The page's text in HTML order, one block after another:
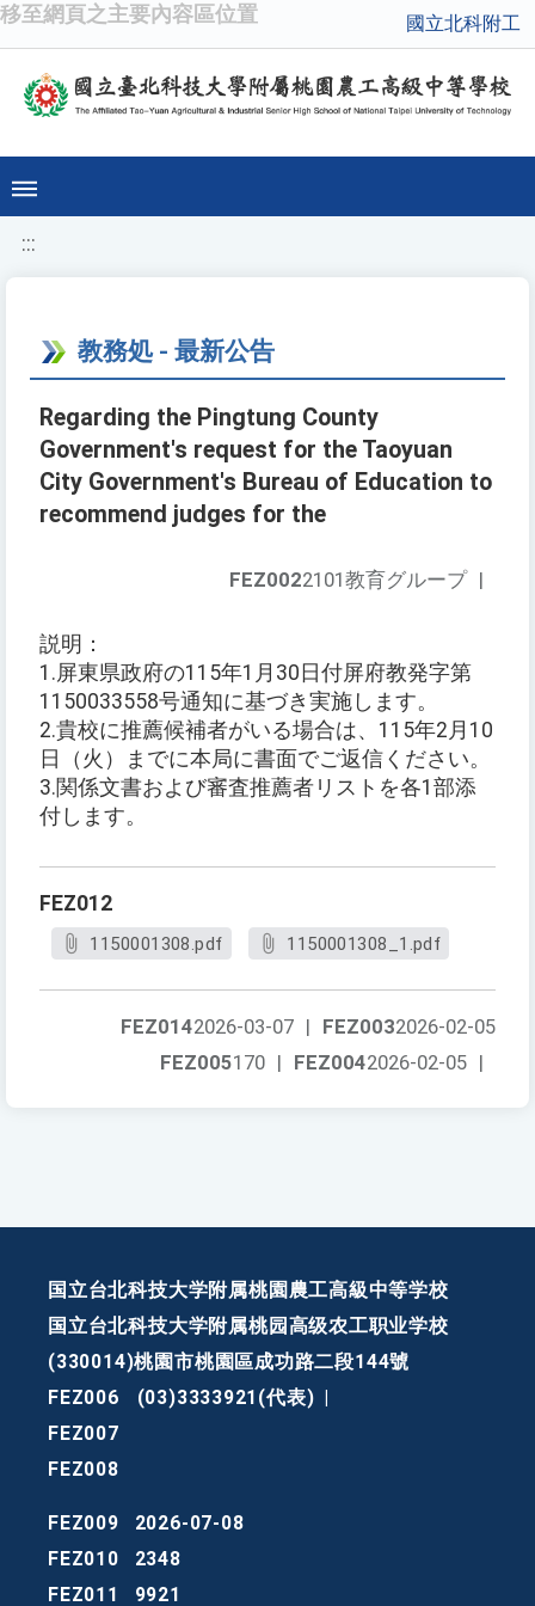
移至網頁之主要內容區位置 國立北科附工
:::
教務処 - 最新公告
Regarding the Pingtung County
Government's request for the Taoyuan
City Government's Bureau of Education to
recommend judges for the
FEZ0022101教育グループ |
説明：
1.屏東県政府の115年1月30日付屏府教発字第
1150033558号通知に基づき実施します。
2.貴校に推薦候補者がいる場合は、115年2月10
日（火）までに本局に書面でご返信ください。
3.関係文書および審査推薦者リストを各1部添
付します。
FEZ012
1150001308.pdf 1150001308_1.pdf
FEZ0032026-02-05
FEZ0142026-03-07 |
FEZ0042026-02-05 |
FEZ005170 |
国立台北科技大学附属桃園農工高級中等学校
国立台北科技大学附属桃园高级农工职业学校
(330014)桃園市桃園區成功路二段144號
FEZ006
(03)3333921(代表)
FEZ007
FEZ008
FEZ009
2026-07-08
FEZ010
2348
FEZ011
9921